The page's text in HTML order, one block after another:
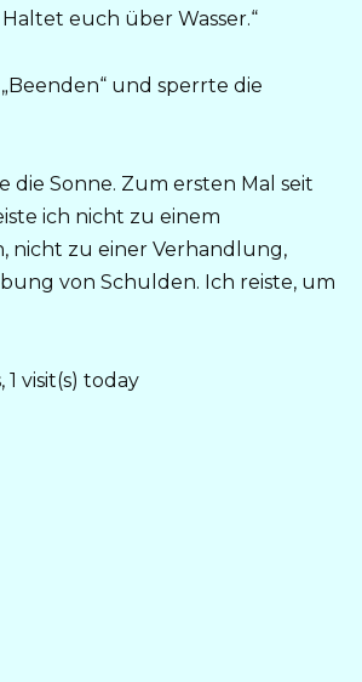
euch über Wasser.“
und sperrte die
die Sonne. Zum ersten Mal seit
ich nicht zu einem
nicht zu einer Verhandlung,
von Schulden. Ich reiste, um
1 visit(s) today